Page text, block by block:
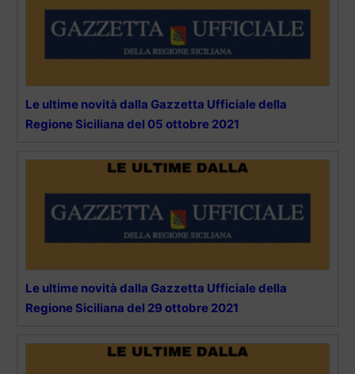
Le ultime novità dalla Gazzetta Ufficiale della
Regione Siciliana del 05 ottobre 2021
Le ultime novità dalla Gazzetta Ufficiale della
Regione Siciliana del 29 ottobre 2021